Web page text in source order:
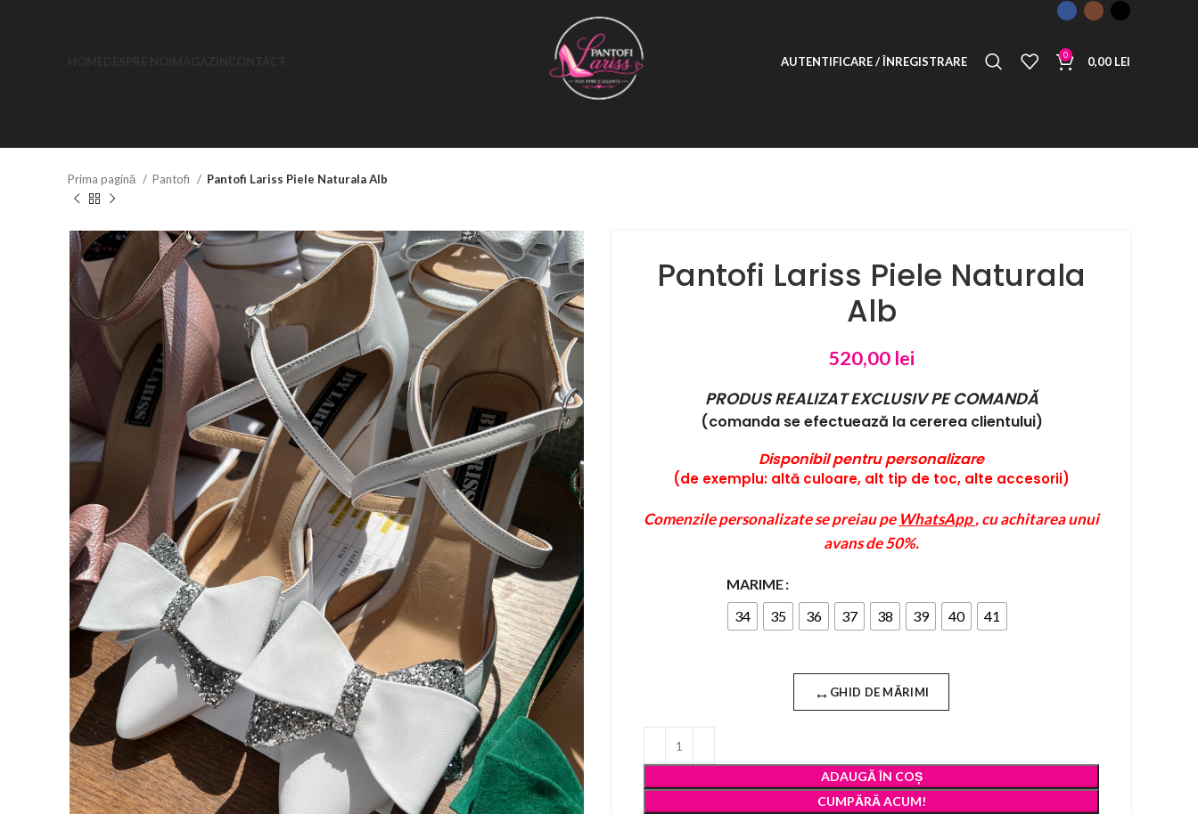
AUTENTIFICARE / ÎNREGISTRARE 0 0,00 LEI
Prima pagină Pantofi Pantofi Lariss Piele Naturala Alb
Pantofi Lariss Piele Naturala
Alb
520,00 lei
PRODUS REALIZAT EXCLUSIV PE COMANDĂ
(comanda se efectuează la cererea clientului)
Disponibil pentru personalizare
(de exemplu: altă culoare, alt tip de toc, alte accesorii)
Comenzile personalizate se preiau pe WhatsApp, cu achitarea unui
avans de 50%.
MARIME
34
35 36 37 38 39 40 41
↔ GHID DE MĂRIMI
ADAUGĂ ÎN COȘ
CUMPĂRĂ ACUM!